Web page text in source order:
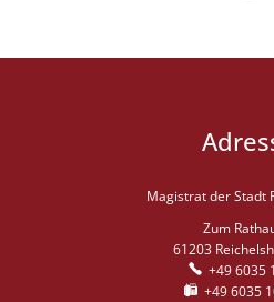
Magistrat der Stadt
Zum
61203
+49 6035
+49 6035